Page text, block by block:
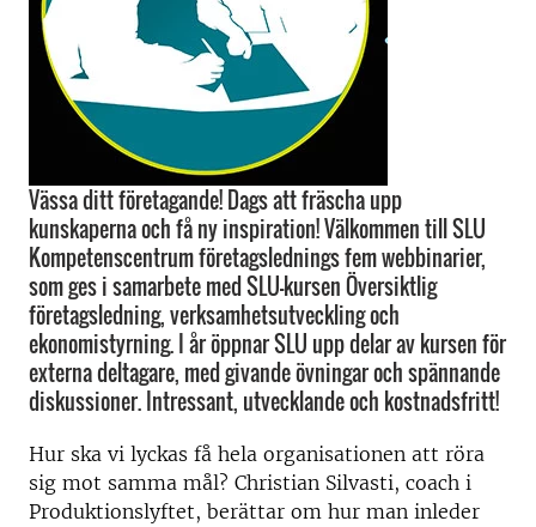
Vässa ditt företagande! Dags att fräscha upp
kunskaperna och få ny inspiration! Välkommen till SLU
Kompetenscentrum företagslednings fem webbinarier,
som ges i samarbete med SLU-kursen Översiktlig
företagsledning, verksamhetsutveckling och
ekonomistyrning. I år öppnar SLU upp delar av kursen för
externa deltagare, med givande övningar och spännande
diskussioner. Intressant, utvecklande och kostnadsfritt!
Hur ska vi lyckas få hela organisationen att röra
sig mot samma mål? Christian Silvasti, coach i
Produktionslyftet, berättar om hur man inleder